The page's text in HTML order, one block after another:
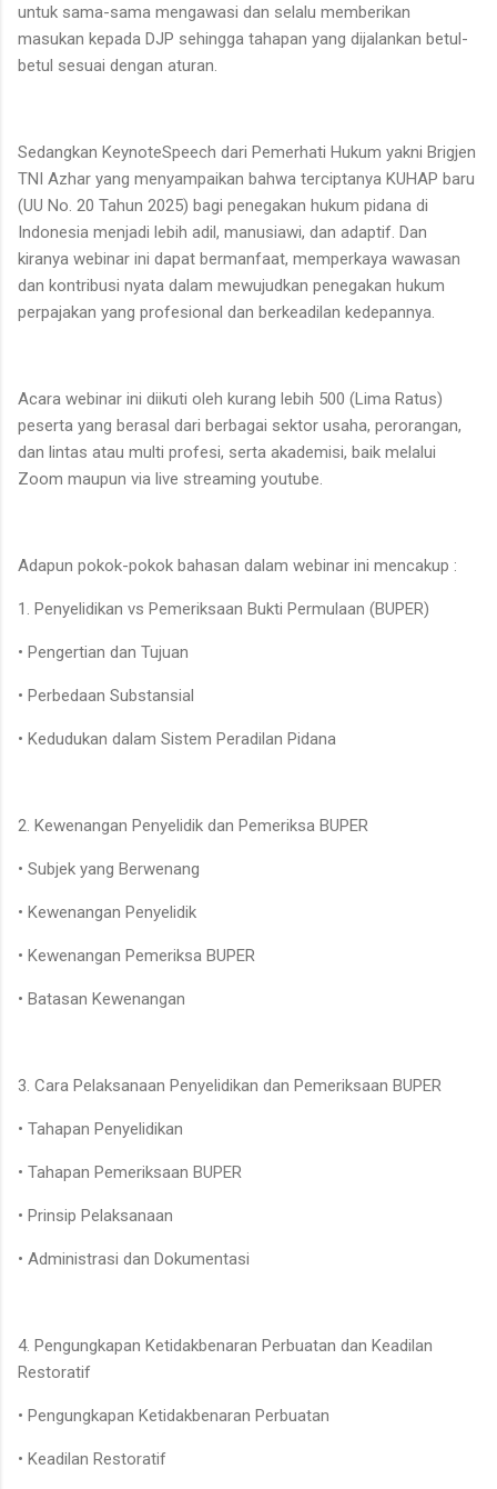
untuk sama-sama mengawasi dan selalu memberikan
masukan kepada DJP sehingga tahapan yang dijalankan betul-
betul sesuai dengan aturan.
Sedangkan KeynoteSpeech dari Pemerhati Hukum yakni Brigjen
TNI Azhar yang menyampaikan bahwa terciptanya KUHAP baru
(UU No. 20 Tahun 2025) bagi penegakan hukum pidana di
Indonesia menjadi lebih adil, manusiawi, dan adaptif. Dan
kiranya webinar ini dapat bermanfaat, memperkaya wawasan
dan kontribusi nyata dalam mewujudkan penegakan hukum
perpajakan yang profesional dan berkeadilan kedepannya.
Acara webinar ini diikuti oleh kurang lebih 500 (Lima Ratus)
peserta yang berasal dari berbagai sektor usaha, perorangan,
dan lintas atau multi profesi, serta akademisi, baik melalui
Zoom maupun via live streaming youtube.
Adapun pokok-pokok bahasan dalam webinar ini mencakup :
1. Penyelidikan vs Pemeriksaan Bukti Permulaan (BUPER)
• Pengertian dan Tujuan
• Perbedaan Substansial
• Kedudukan dalam Sistem Peradilan Pidana
2. Kewenangan Penyelidik dan Pemeriksa BUPER
• Subjek yang Berwenang
• Kewenangan Penyelidik
• Kewenangan Pemeriksa BUPER
• Batasan Kewenangan
3. Cara Pelaksanaan Penyelidikan dan Pemeriksaan BUPER
• Tahapan Penyelidikan
• Tahapan Pemeriksaan BUPER
• Prinsip Pelaksanaan
• Administrasi dan Dokumentasi
4. Pengungkapan Ketidakbenaran Perbuatan dan Keadilan
Restoratif
• Pengungkapan Ketidakbenaran Perbuatan
• Keadilan Restoratif